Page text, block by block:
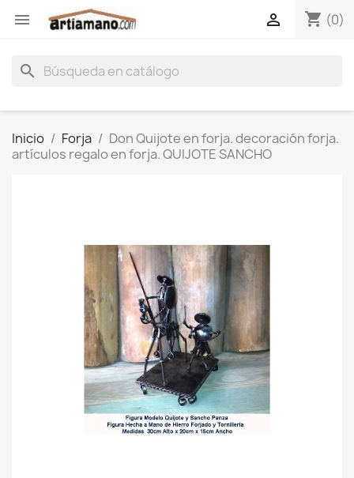
 shopping_cart (0)

search
Inicio Forja
Don Quijote en forja. decoración forja.
artículos regalo en forja. QUIJOTE SANCHO